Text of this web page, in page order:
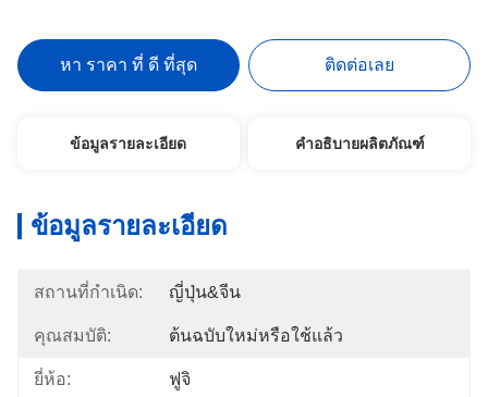
หา ราคา ที่ ดี ที่สุด ติดต่อเลย
ข้อมูลรายละเอียด คำอธิบายผลิตภัณฑ์
ข้อมูลรายละเอียด
สถานที่กำเนิด: ญี่ปุ่น&จีน
คุณสมบัติ: ต้นฉบับใหม่หรือใช้แล้ว
ยี่ห้อ: ฟูจิ